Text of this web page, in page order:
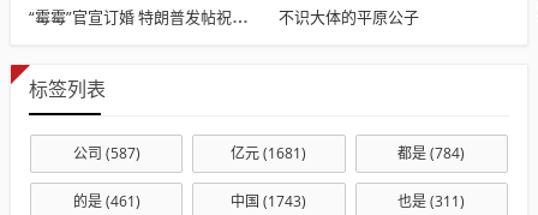
“霉霉”官宣订婚 特朗普发帖祝贺！她个人财富已达16亿美元 未婚夫是橄榄球巨星 不识大体的平原公子
标签列表
公司 (587) 亿元(1681) 都是(784)
的是(461) 中国 (1743) 也是(311)